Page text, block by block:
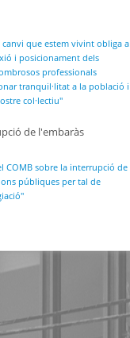
que estem vivint obliga a
i posicionament dels
professionals
tranquil·litat a la població i
col·lectiu"
de l'embaràs
COMB sobre la interrupció de
públiques per tal de